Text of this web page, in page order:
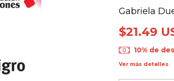
Gabriela
$21.49
10% de
Ver más detalles